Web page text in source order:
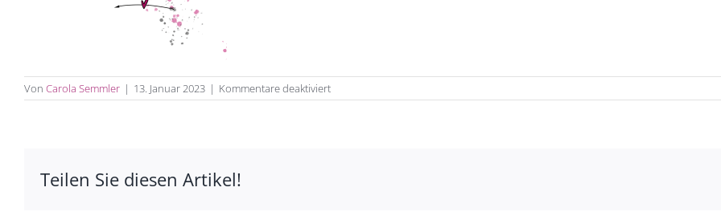
Von Carola Semmler | 13. Januar 2023 | Kommentare deaktiviertfür
Brush
Teilen Sie diesen Artikel!